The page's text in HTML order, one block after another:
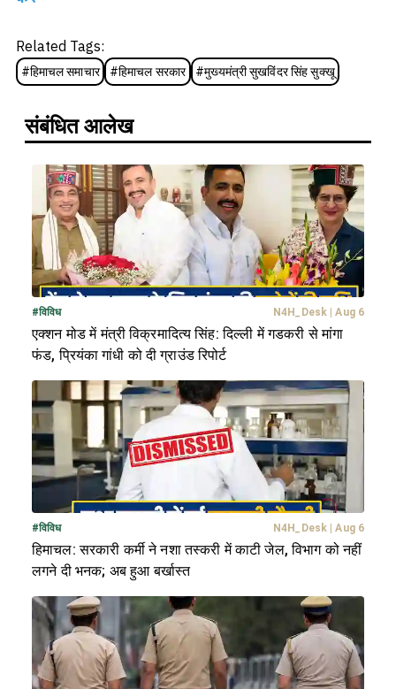
Related Tags:
#हिमाचल समाचार #हिमाचल सरकार #मुख्यमंत्री सुखविंदर सिंह सुक्खू
संबंधित आलेख
#विविध N4H_Desk Aug 6
एक्शन मोड में मंत्री विक्रमादित्य सिंह: दिल्ली में गडकरी से मांगा
फंड, प्रियंका गांधी को दी ग्राउंड रिपोर्ट
#विविध N4H_Desk Aug 6
हिमाचल: सरकारी कर्मी ने नशा तस्करी में काटी जेल, विभाग को नहीं
लगने दी भनक; अब हुआ बर्खास्त